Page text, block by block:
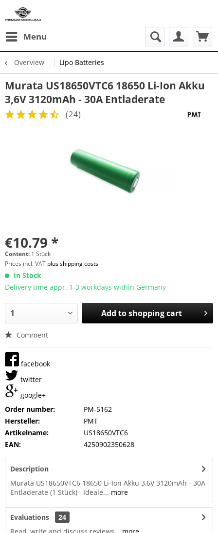
Menu
Overview Lipo Batteries
Murata US18650VTC6 18650 Li-Ion Akku
3,6V 3120mAh - 30A Entladerate
(24)
€10.79 *
Content: 1 Stück
Prices incl. VAT plus shipping costs
In Stock
Delivery time appr. 1-3 workdays within Germany
Add toshopping cart
Comment
facebook
twitter
google+
Order number:
PM-5162
Hersteller:
PMT
Artikelname:
US18650VTC6
EAN:
4250902350628
Description
Murata US18650VTC6 18650 Li-Ion Akku 3,6V 3120mAh - 30A
Entladerate (1 Stück) Ideale... more
Evaluations
24